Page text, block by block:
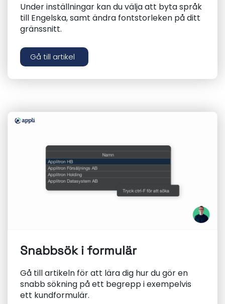
Under inställningar kan du välja att byta språk
till Engelska, samt ändra fontstorleken på ditt
gränssnitt.
Gå till artikel
Snabbsök i formulär
Gå till artikeln för att lära dig hur du gör en
snabb sökning på ett begrepp i exempelvis
ett kundformulär.